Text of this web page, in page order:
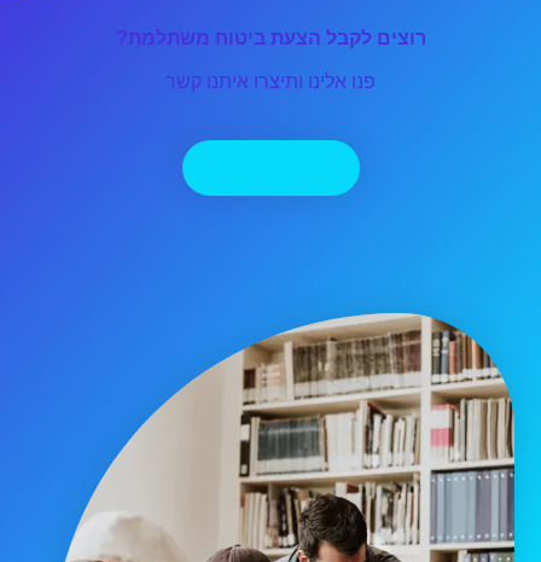
רוצים לקבל הצעת ביטוח משתלמת?
פנו אלינו ותיצרו איתנו קשר